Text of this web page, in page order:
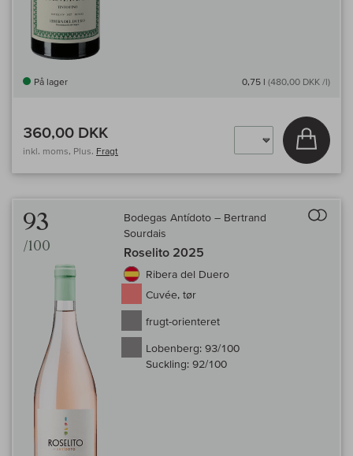
På lager 0,75 l (480,00 DKK /l)
360,00 DKK
inkl. moms, Plus. Fragt
Læg i
93
/100
Bodegas Antídoto – Bertrand
Sourdais
Roselito 2025
Ribera del Duero
Cuvée, tør
frugt-orienteret
Lobenberg: 93/100
Suckling: 92/100